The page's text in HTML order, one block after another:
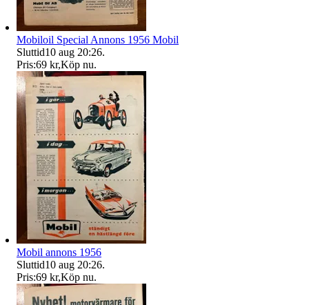
Mobiloil Special Annons 1956 Mobil
Sluttid10 aug 20:26.
Pris:69 kr,Köp nu.
Mobil annons 1956
Sluttid10 aug 20:26.
Pris:69 kr,Köp nu.